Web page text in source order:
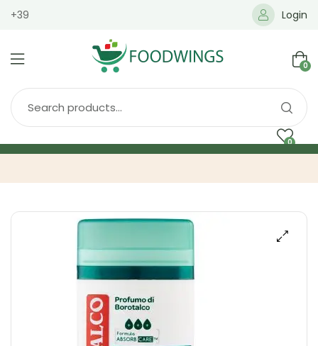
+39 Login
0
0